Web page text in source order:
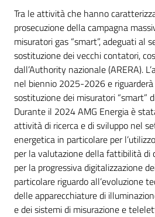
Tra le attività che hanno
prosecuzione della campagna
misuratori gas “smart”, adeguati al
sostituzione dei vecchi contatori,
dall’Authority nazionale (ARERA).
nel biennio 2025-2026 e riguarderà
sostituzione dei misuratori “smart”
Durante il 2024 AMG Energia è
attività di ricerca e di sviluppo nel
energetica in particolare per
per la valutazione della fattibilità di
per la progressiva digitalizzazione
particolare riguardo all’evoluzione
delle apparecchiature di
e dei sistemi di misurazione e